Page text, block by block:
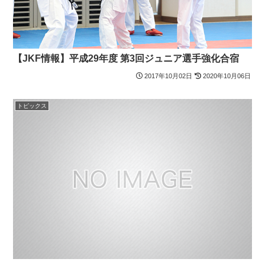
【JKF情報】平成29年度 第3回ジュニア選手強化合宿
2017年10月02日 2020年10月06日
トピックス